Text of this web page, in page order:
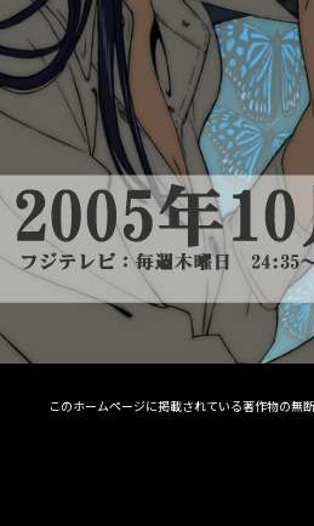
このホームページに掲載されている著作物の無